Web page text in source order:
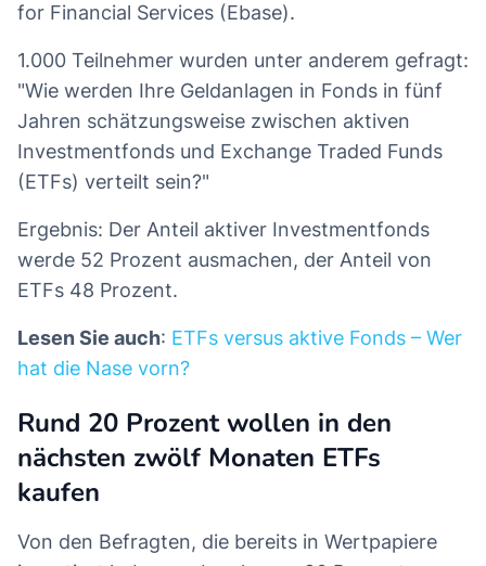
for Financial Services (Ebase).
1.000 Teilnehmer wurden unter anderem gefragt:
"Wie werden Ihre Geldanlagen in Fonds in fünf
Jahren schätzungsweise zwischen aktiven
Investmentfonds und Exchange Traded Funds
(ETFs) verteilt sein?"
Ergebnis: Der Anteil aktiver Investmentfonds
werde 52 Prozent ausmachen, der Anteil von
ETFs 48 Prozent.
Lesen Sie auch: ETFs versus aktive Fonds – Wer
hat die Nase vorn?
Rund 20 Prozent wollen in den
nächsten zwölf Monaten ETFs
kaufen
Von den Befragten, die bereits in Wertpapiere